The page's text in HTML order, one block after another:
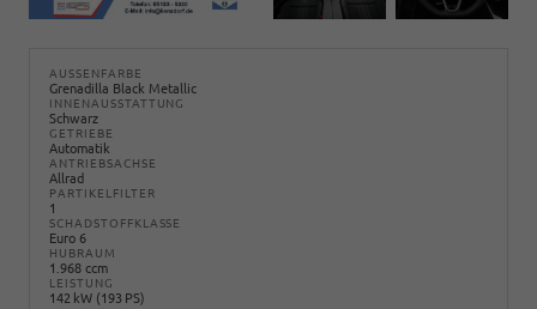
AUSSENFARBE
Grenadilla Black Metallic
INNENAUSSTATTUNG
Schwarz
GETRIEBE
Automatik
ANTRIEBSACHSE
Allrad
PARTIKELFILTER
1
SCHADSTOFFKLASSE
Euro 6
HUBRAUM
1.968 ccm
LEISTUNG
142 kW (193 PS)